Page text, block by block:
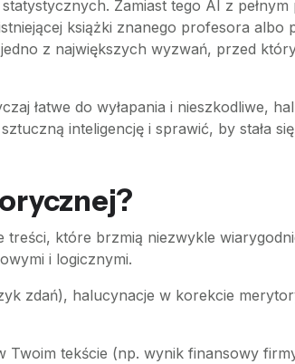
Zamiast tego AI z pełnym
książki znanego profesora albo
z największych wyzwań, przed
łatwe do wyłapania i nieszkodliwe,
inteligencję i sprawić, by stała
które brzmią niezwykle
i logicznymi.
zdań), halucynacje w korekcie
tekście (np. wynik finansowy